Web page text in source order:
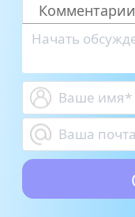
Комментарии